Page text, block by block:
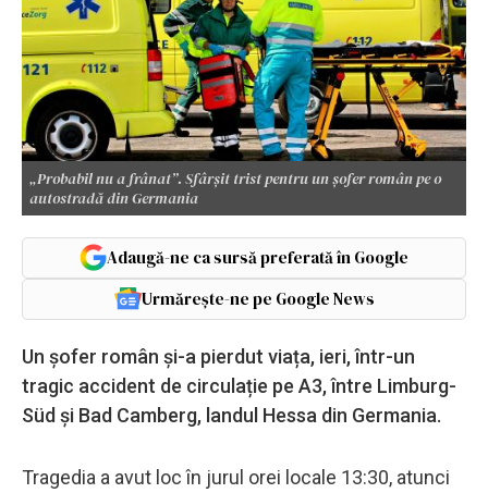
„Probabil nu a frânat”. Sfârșit trist pentru un șofer român pe o
autostradă din Germania
Adaugă-ne ca sursă preferată în Google
Urmărește-ne pe Google News
Un șofer român și-a pierdut viața, ieri, într-un
tragic accident de circulație pe A3, între Limburg-
Süd și Bad Camberg, landul Hessa din Germania.
Tragedia a avut loc în jurul orei locale 13:30, atunci